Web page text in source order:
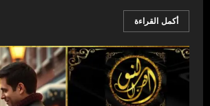
أكمل القراءة